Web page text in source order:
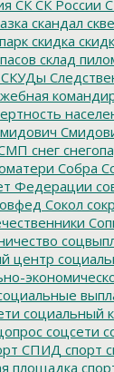
СК СК России
скандал
скидка
склад
СКУДы
снег
Собра
Федерации
Сокол
центр
социальный
соцсети
СПИД спорт
площадка